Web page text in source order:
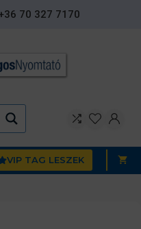
70 327 7170
VIP TAG LESZEK